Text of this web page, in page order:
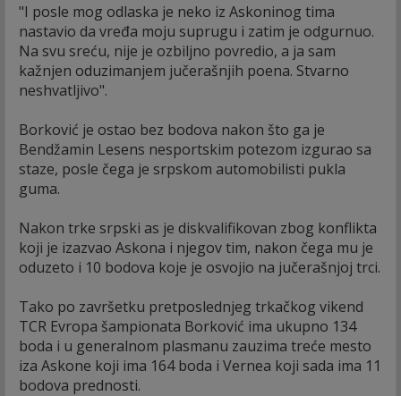
"I posle mog odlaska je neko iz Askoninog tima
nastavio da vređa moju suprugu i zatim je odgurnuo.
Na svu sreću, nije je ozbiljno povredio, a ja sam
kažnjen oduzimanjem jučerašnjih poena. Stvarno
neshvatljivo".
Borković je ostao bez bodova nakon što ga je
Bendžamin Lesens nesportskim potezom izgurao sa
staze, posle čega je srpskom automobilisti pukla
guma.
Nakon trke srpski as je diskvalifikovan zbog konflikta
koji je izazvao Askona i njegov tim, nakon čega mu je
oduzeto i 10 bodova koje je osvojio na jučerašnjoj trci.
Tako po završetku pretposlednjeg trkačkog vikend
TCR Evropa šampionata Borković ima ukupno 134
boda i u generalnom plasmanu zauzima treće mesto
iza Askone koji ima 164 boda i Vernea koji sada ima 11
bodova prednosti.